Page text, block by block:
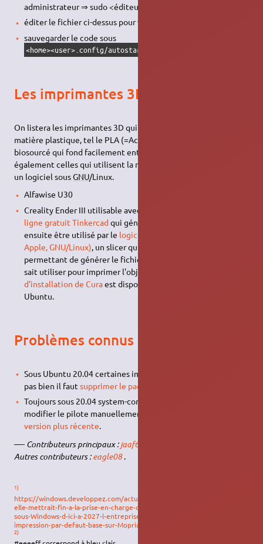
administrateur ⇒ sudo <éditeur de texte>
éditer le fichier ci-dessus pour votre imprimante
sauvegarder le code sous
<home><user>.config/autostart/fichier ZIP envoyé à
Les imprimantes 3D
On listera les imprimantes 3D qui utilisent des filaments en
matière plastique, tel le PLA (=Acide polylactique, un plastique
biosourcé qui fond facilement entre 190 et 220°C) et
également celles qui utilisent la résine pour lesquelles il existe
un logiciel sousGNU/Linux.
Alfawise U30
Creality Ender III utilisable avec le
ligne gratuit Tinkercadqui génère un fichier STL qui peut
ensuite être utilisé par le logiciel libre Cura (Windows,
Apple, GNU/Linux), un slicer qui va réaliser le laminage 3D
permettant de générer le fichier g-code que l'imprimante
sait utiliser pour imprimer l'objet en 3D. Un
d'installation de Curaest disponible sur ce site dédié à
Ubuntu.
Problèmes connus
Sous Ubuntu 20.04 certaines imprimantes usb ne fonctionne
pas bien il faut supprimer le paquet
Toujours sous 20.04 system-config-printer ne permet pas de
modifier le pilote manuellement il faut pour cela
version plus récente.
—- Contributeurs principaux :jaaf64
Autres contributeurs :eagle08 .
1)
https://windows.developpez.com/actu/348300/Microsoft-a-annonce-qu-
elle-mettrait-fin-a-la-prise-en-charge-des-pilotes-d-imprimante-tiers-
sous-Windows-d-ici-a-2027-l-entreprise-introduit-un-nouveau-mode-d-
impression-par-defaut-base-sur-Mopria/
2)